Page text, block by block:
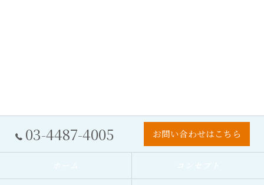
03-4487-4005 お問い合わせはこちら